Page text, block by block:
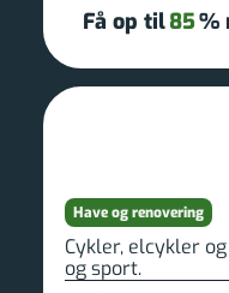
Få op til85%
Have og renovering
Cykler, elcykler
og sport.